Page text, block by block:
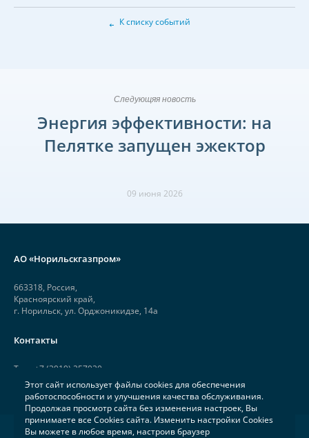
← К списку событий
Следующяя новость
Энергия эффективности: на
Пелятке запущен эжектор
09 июня 2026
АО «Норильскгазпром»
663318, Россия,
Красноярский край,
г. Норильск, ул. Орджоникидзе, 14а
Контакты
Тел.: +7 (3919) 257920
Факс: +7 (3919) 257926
Этот сайт использует файлы cookies для обеспечения
работоспособности и улучшения качества обслуживания.
Продолжая просмотр сайта без изменения настроек, Вы
принимаете все Cookies сайта. Изменить настройки Cookies
Вы можете в любое время, настроив браузер